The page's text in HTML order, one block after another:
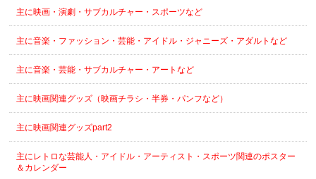
主に映画・演劇・サブカルチャー・スポーツなど
主に音楽・ファッション・芸能・アイドル・ジャニーズ・アダルトなど
主に音楽・芸能・サブカルチャー・アートなど
主に映画関連グッズ（映画チラシ・半券・パンフなど）
主に映画関連グッズpart2
主にレトロな芸能人・アイドル・アーティスト・スポーツ関連のポスター
＆カレンダー